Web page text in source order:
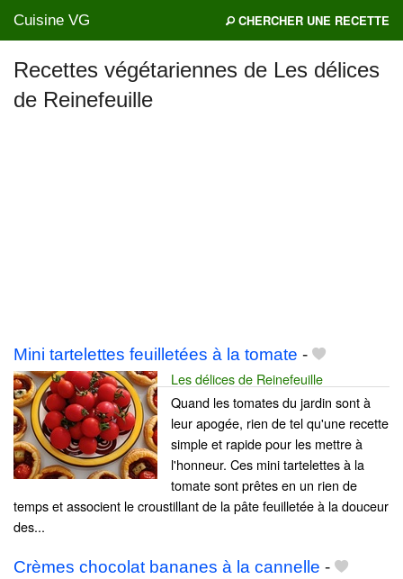
Cuisine VG CHERCHER UNE RECETTE
Recettes végétariennes de Les délices
de Reinefeuille
Mini tartelettes feuilletées à la tomate -
Les délices de Reinefeuille
Quand les tomates du jardin sont à
leur apogée, rien de tel qu'une recette
simple et rapide pour les mettre à
l'honneur. Ces mini tartelettes à la
tomate sont prêtes en un rien de
temps et associent le croustillant de la pâte feuilletée à la douceur
des...
Crèmes chocolat bananes à la cannelle -